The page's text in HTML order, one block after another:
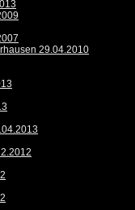
29.04.2010